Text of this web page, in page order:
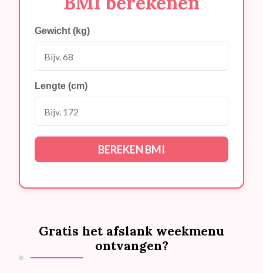
Gewicht (kg)
Lengte (cm)
BEREKEN BMI
Gratis het afslank weekmenu
ontvangen?